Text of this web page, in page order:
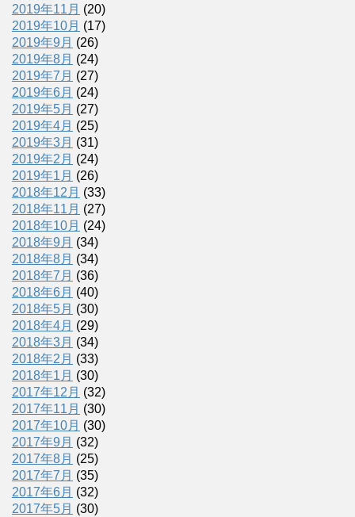
2019年11月 (20)
2019年10月 (17)
2019年9月 (26)
2019年8月 (24)
2019年7月 (27)
2019年6月 (24)
2019年5月 (27)
2019年4月 (25)
2019年3月 (31)
2019年2月 (24)
2019年1月 (26)
2018年12月 (33)
2018年11月 (27)
2018年10月 (24)
2018年9月 (34)
2018年8月 (34)
2018年7月 (36)
2018年6月 (40)
2018年5月 (30)
2018年4月 (29)
2018年3月 (34)
2018年2月 (33)
2018年1月 (30)
2017年12月 (32)
2017年11月 (30)
2017年10月 (30)
2017年9月 (32)
2017年8月 (25)
2017年7月 (35)
2017年6月 (32)
2017年5月 (30)